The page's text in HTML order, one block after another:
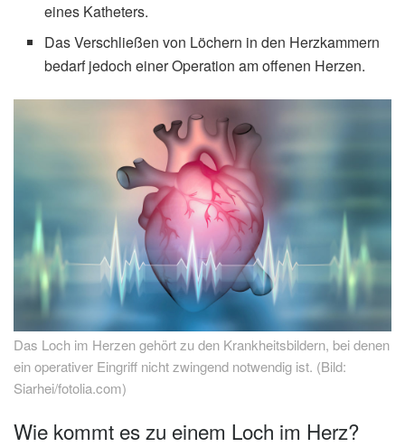
eines Katheters.
Das Verschließen von Löchern in den Herzkammern
bedarf jedoch einer Operation am offenen Herzen.
Das Loch im Herzen gehört zu den Krankheitsbildern, bei denen
ein operativer Eingriff nicht zwingend notwendig ist. (Bild:
Siarhei/fotolia.com)
Wie kommt es zu einem Loch im Herz?